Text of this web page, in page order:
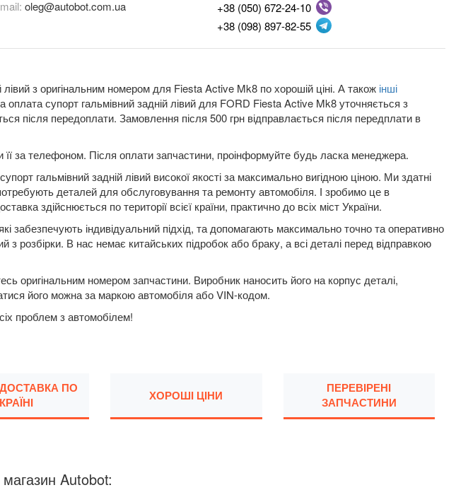
oleg@autobot.com.ua
+38 (050) 672-24-10
+38 (098) 897-82-55
з оригінальним номером для Fiesta Active Mk8 по хорошій ціні. А також інші
оплата супорт гальмівний задній лівий для FORD Fiesta Active Mk8 уточняється з
після передоплати. Замовлення після 500 грн відправлається після передплати в
за телефоном. Після оплати запчастини, проінформуйте будь ласка менеджера.
гальмівний задній лівий високої якості за максимально вигідною ціною. Ми здатні
деталей для обслуговування та ремонту автомобіля. І зробимо це в
здійснюється по території всієї країни, практично до всіх міст України.
забезпечують індивідуальний підхід, та допомагають максимально точно та оперативно
з розбірки. В нас немає китайських підробок або браку, а всі деталі перед відправкою
оригінальним номером запчастини. Виробник наносить його на корпус деталі,
його можна за маркою автомобіля або VIN-кодом.
проблем з автомобілем!
ПО
ХОРОШІ ЦІНИ
ПЕРЕВІРЕНІ
ЗАПЧАСТИНИ
Autobot: